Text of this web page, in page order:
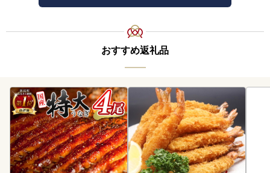
おすすめ返礼品